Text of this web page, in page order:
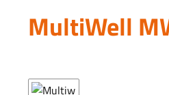
MultiWell
Bildergalerie überspringen